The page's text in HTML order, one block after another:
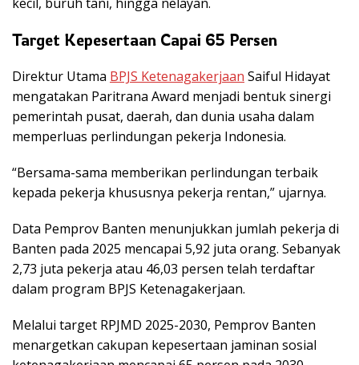
Target Kepesertaan Capai 65 Persen
Direktur Utama BPJS Ketenagakerjaan Saiful Hidayat
mengatakan Paritrana Award menjadi bentuk sinergi
pemerintah pusat, daerah, dan dunia usaha dalam
memperluas perlindungan pekerja Indonesia.
“Bersama-sama memberikan perlindungan terbaik
kepada pekerja khususnya pekerja rentan,” ujarnya.
Data Pemprov Banten menunjukkan jumlah pekerja di
Banten pada 2025 mencapai 5,92 juta orang. Sebanyak
2,73 juta pekerja atau 46,03 persen telah terdaftar
dalam program BPJS Ketenagakerjaan.
Melalui target RPJMD 2025-2030, Pemprov Banten
menargetkan cakupan kepesertaan jaminan sosial